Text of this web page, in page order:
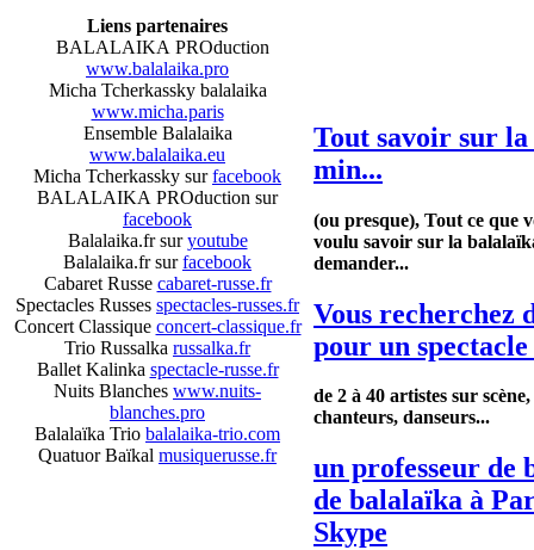
Liens partenaires
BALALAIKA PROduction
www.balalaika.pro
Micha Tcherkassky balalaika
www.micha.paris
Ensemble Balalaika
www.balalaika.eu
Micha Tcherkassky surfacebook
BALALAIKA PROduction sur
facebook
Balalaika.fr suryoutube
Balalaika.fr surfacebook
Cabaret Russe cabaret-russe.fr
Spectacles Russes spectacles-russes.fr
Concert Classique concert-classique.fr
Trio Russalka russalka.fr
Ballet Kalinka spectacle-russe.fr
Nuits Blanches www.nuits-
blanches.pro
Balalaïka Trio balalaika-trio.com
Quatuor Baïkal musiquerusse.fr
Tout savoir sur
min...
(ou presque), Tout ce que
voulu savoir sur la
demander...
Vous recherchez
pour un spectacle
de 2 à 40 artistes sur
chanteurs, danseurs...
un professeur de
de balalaïka à
Skype